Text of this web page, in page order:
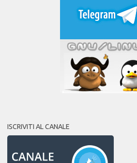
ISCRIVITI AL CANALE